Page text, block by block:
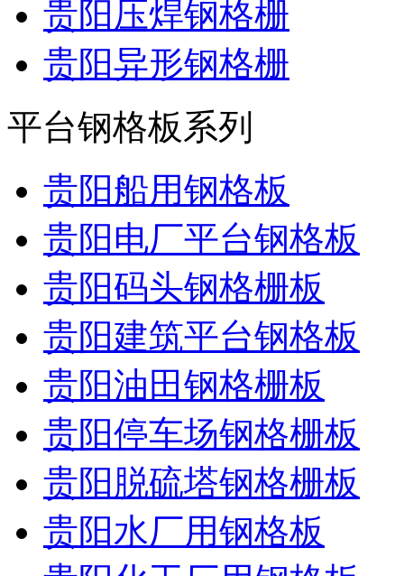
贵阳压焊钢格栅
贵阳异形钢格栅
平台钢格板系列
贵阳船用钢格板
贵阳电厂平台钢格板
贵阳码头钢格栅板
贵阳建筑平台钢格板
贵阳油田钢格栅板
贵阳停车场钢格栅板
贵阳脱硫塔钢格栅板
贵阳水厂用钢格板